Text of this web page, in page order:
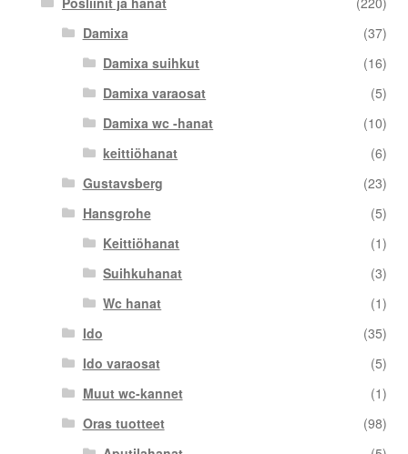
Damixa
(37)
Damixa suihkut
(16)
Damixa varaosat
(5)
Damixa wc -hanat
(10)
keittiöhanat
(6)
Gustavsberg
(23)
Hansgrohe
(5)
Keittiöhanat
(1)
Suihkuhanat
(3)
Wc hanat
(1)
Ido
(35)
Ido varaosat
(5)
Muut wc-kannet
(1)
Oras tuotteet
(98)